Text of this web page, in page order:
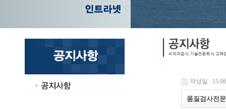
작성일 : 15-
품질검사전